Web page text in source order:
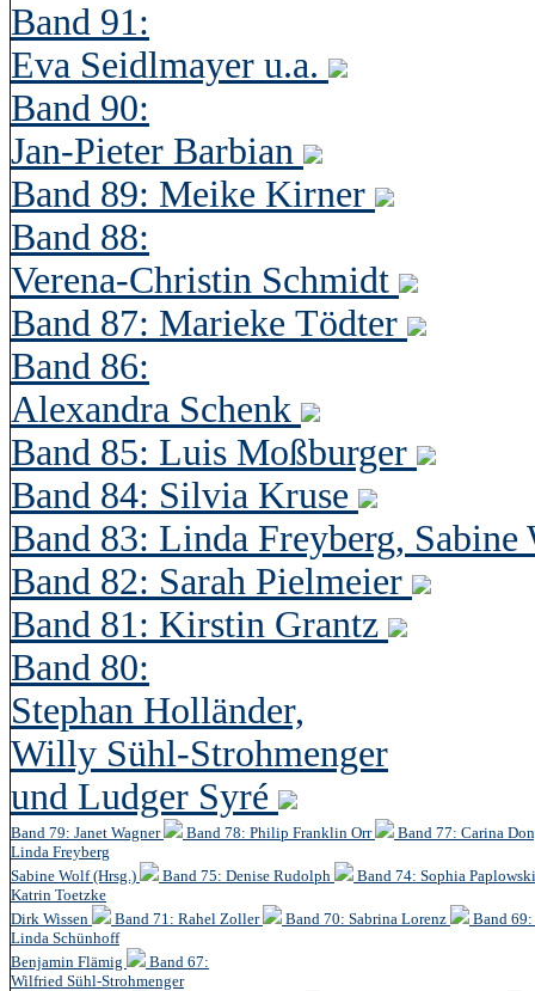
Band 91:
Eva Seidlmayer u.a.
Band 90:
Jan-Pieter Barbian
Band 89: Meike Kirner
Band 88:
Verena-Christin Schmidt
Band 87: Marieke Tödter
Band 86:
Alexandra Schenk
Band 85: Luis Moßburger
Band 84: Silvia Kruse
Band 83: Linda Freyberg,
Band 82: Sarah Pielmeier
Band 81: Kirstin Grantz
Band 80:
Stephan Holländer,
Willy Sühl-Strohmenger
und Ludger Syré
Band 79: Janet Wagner Band 78: Philip Franklin Orr
Band 77: Carina
Linda Freyberg
Sabine Wolf (Hrsg.)
Band 75: Denise Rudolph
Band 74: Sophia
Katrin Toetzke
Dirk Wissen
Band 71: Rahel Zoller Band 70: Sabrina Lorenz
Band
Linda Schünhoff
Benjamin Flämig
Band 67:
Wilfried Sühl-Strohmenger